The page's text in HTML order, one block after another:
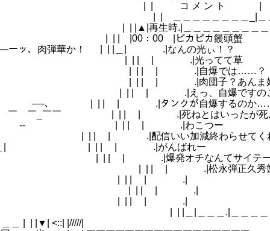
ト | N G
＿＿＿＿_|＿＿＿＿＿
＿＿＿＿＿＿＿＿＿＿
00 |ピカピカ饅頭蟹
| | |＿| .|なんの光ぃ！？
.|光ってて草
| | .|自爆では……？
団子？あんま好きじゃ
| | .|えっ、自爆ですのこ
､ | | | | .|タンクが自爆するのか
| | | | .|死ねとはいったが死んで欲し
‐ | | | | .|わこつー
信いい加減終わらせてくれ、オナニ
| | | | | .|がんばれー
爆発オチなんてサイテー
| .|松永弾正久秀
／川 .:| | | | | .|
ｌ}}}.:::| | | | | .|
l川l}.:!＼ | | | | .|
＿＿＿＿＿＿
＿ | | |▼| <::| |/////|